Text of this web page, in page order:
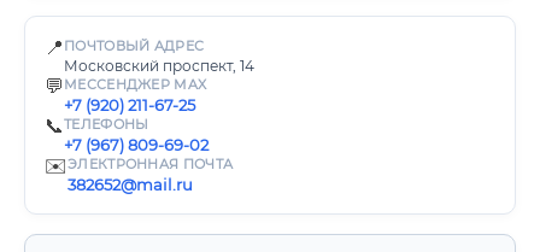
📍 ПОЧТОВЫЙ АДРЕС
Московский проспект, 14
💬 МЕССЕНДЖЕР MAX
+7 (920) 211-67-25
📞ТЕЛЕФОНЫ
+7 (967) 809-69-02
✉️ЭЛЕКТРОННАЯ ПОЧТА
382652@mail.ru